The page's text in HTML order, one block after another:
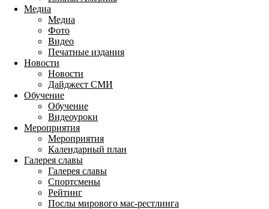
Медиа
Медиа
Фото
Видео
Печатные издания
Новости
Новости
Дайджест СМИ
Обучение
Обучение
Видеоуроки
Мероприятия
Мероприятия
Календарный план
Галерея славы
Галерея славы
Спортсмены
Рейтинг
Послы мирового мас-рестлинга